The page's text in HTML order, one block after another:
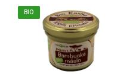
Nejprodávanější
BIO